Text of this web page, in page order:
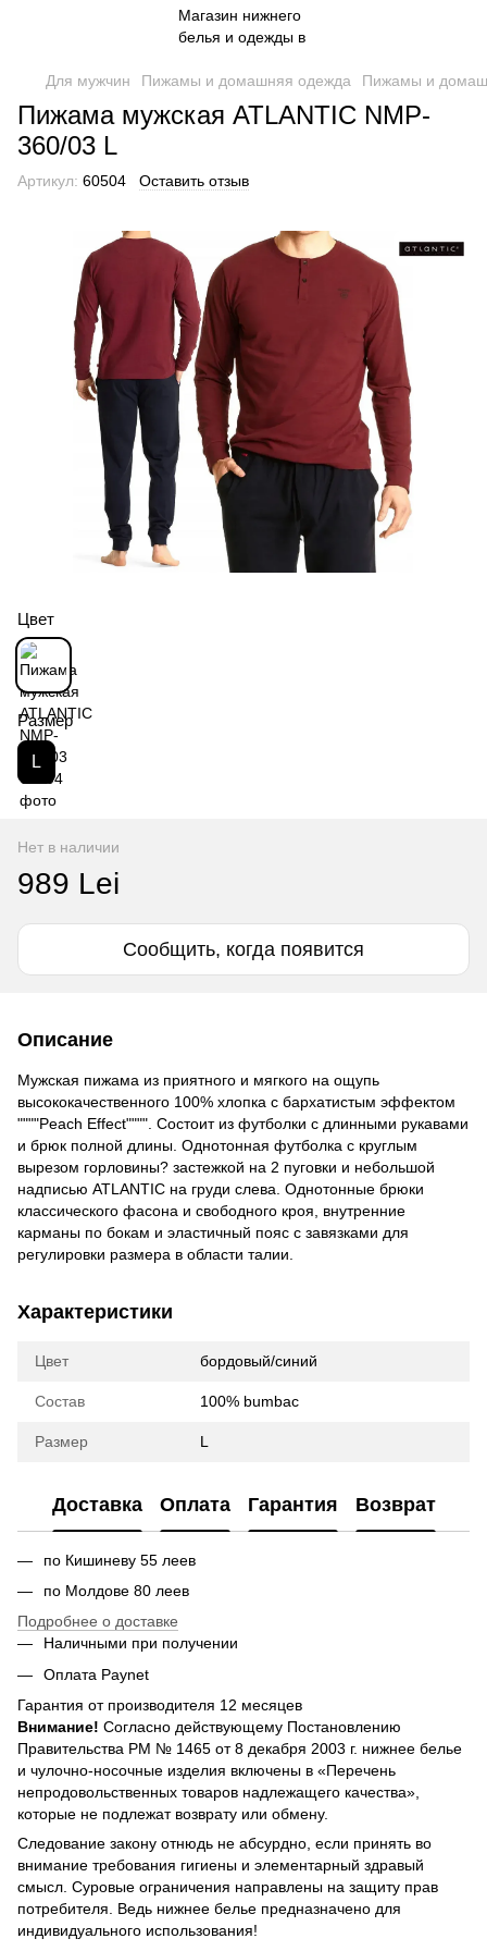
Для мужчин Пижамы и домашняя одежда Пижамы и
Пижама мужская ATLANTIC NMP-
360/03 L
Артикул: 60504 Оставить отзыв
Цвет
Размер
L
Нет в наличии
989 Lei
Сообщить, когда появится
Описание
Мужская пижама из приятного и мягкого на ощупь
высококачественного 100% хлопка с бархатистым эффектом
""""Peach Effect"""". Состоит из футболки с длинными рукавами
и брюк полной длины. Однотонная футболка с круглым
вырезом горловины? застежкой на 2 пуговки и небольшой
надписью ATLANTIC на груди слева. Однотонные брюки
классического фасона и свободного кроя, внутренние
карманы по бокам и эластичный пояс с завязками для
регулировки размера в области талии.
Характеристики
Цвет бордовый/синий
Состав 100% bumbac
Размер L
Доставка Оплата Гарантия Возврат
по Кишиневу 55 леев
по Молдове 80 леев
Подробнее о доставке
Наличными при получении
Оплата Paynet
Гарантия от производителя 12 месяцев
Внимание! Согласно действующему Постановлению
Правительства РМ № 1465 от 8 декабря 2003 г. нижнее белье
и чулочно-носочные изделия включены в «Перечень
непродовольственных товаров надлежащего качества»,
которые не подлежат возврату или обмену.
Следование закону отнюдь не абсурдно, если принять во
внимание требования гигиены и элементарный здравый
смысл. Суровые ограничения направлены на защиту прав
потребителя. Ведь нижнее белье предназначено для
индивидуального использования!